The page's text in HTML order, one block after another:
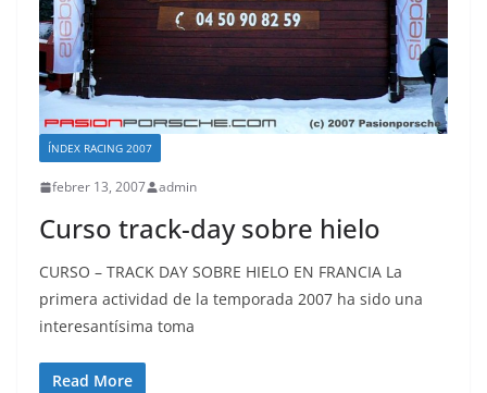
ÍNDEX RACING 2007
febrer 13, 2007 admin
Curso track-day sobre hielo
CURSO – TRACK DAY SOBRE HIELO EN FRANCIA La
primera actividad de la temporada 2007 ha sido una
interesantísima toma
Read More